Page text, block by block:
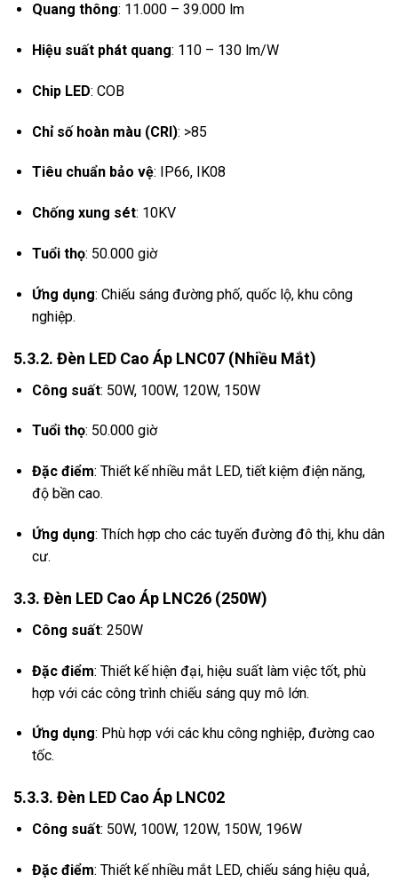
Quang thông: 11.000 – 39.000 lm
Hiệu suất phát quang: 110 – 130 lm/W
Chip LED: COB
Chỉ số hoàn màu (CRI): >85
Tiêu chuẩn bảo vệ: IP66, IK08
Chống xung sét: 10KV
Tuổi thọ: 50.000 giờ
Ứng dụng: Chiếu sáng đường phố, quốc lộ, khu công
nghiệp.
5.3.2. Đèn LED Cao Áp LNC07 (Nhiều Mắt)
Công suất: 50W, 100W, 120W, 150W
Tuổi thọ: 50.000 giờ
Đặc điểm: Thiết kế nhiều mắt LED, tiết kiệm điện năng,
độ bền cao.
Ứng dụng: Thích hợp cho các tuyến đường đô thị, khu dân
cư.
3.3. Đèn LED Cao Áp LNC26 (250W)
Công suất: 250W
Đặc điểm: Thiết kế hiện đại, hiệu suất làm việc tốt, phù
hợp với các công trình chiếu sáng quy mô lớn.
Ứng dụng: Phù hợp với các khu công nghiệp, đường cao
tốc.
5.3.3. Đèn LED Cao Áp LNC02
Công suất: 50W, 100W, 120W, 150W, 196W
Đặc điểm: Thiết kế nhiều mắt LED, chiếu sáng hiệu quả,